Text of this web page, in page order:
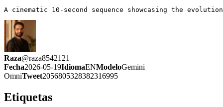
A cinematic 10-second sequence showcasing the
Raza@raza8542121
Fecha2026-05-19IdiomaENModeloGemini
OmniTweet2056805328382316995
Etiquetas